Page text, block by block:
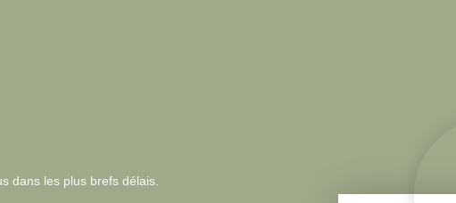
dans les plus brefs délais.